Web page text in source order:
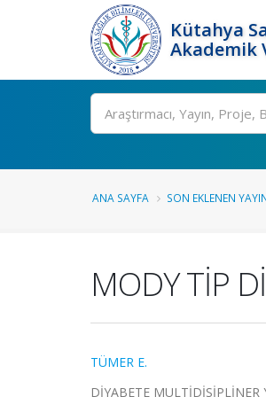
Kütahya
Akademik
Ara
ANA SAYFA SON EKLENEN
MODY TİP
TÜMER E.
DİYABETE